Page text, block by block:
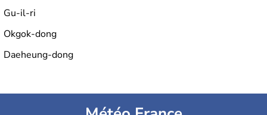
Gu-il-ri
Okgok-dong
Daeheung-dong